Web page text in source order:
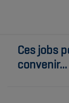
Ces jobs
convenir...